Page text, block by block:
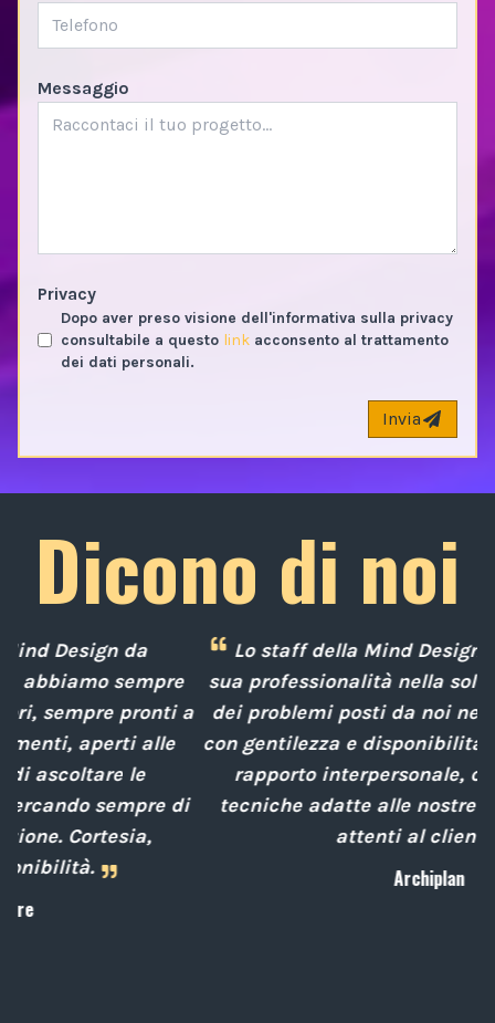
Messaggio
Privacy
Dopo aver preso visione dell'informativa sulla privacy
consultabile a questo link acconsento al trattamento
dei dati personali.
Invia
Dicono di noi
Lo staff della Mind Design ci ha mostrato la
sua professionalità nella soluzione tempestiva
dei problemi posti da noi nel corso degli anni,
con gentilezza e disponibilità nella gestione del
rapporto interpersonale, con competenze
tecniche adatte alle nostre esigenze sempre